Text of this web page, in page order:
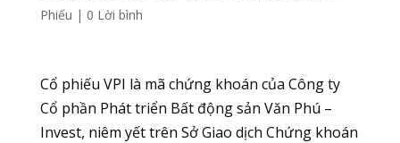
Phiếu | 0 Lời bình
Cổ phiếu VPI là mã chứng khoán của Công ty
Cổ phần Phát triển Bất động sản Văn Phú –
Invest, niêm yết trên Sở Giao dịch Chứng khoán